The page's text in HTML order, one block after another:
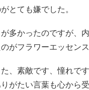
とても嫌でした。
多かったのですが、
がフラワーエッセンス
、素敵です、憧れで
がたい言葉も心から